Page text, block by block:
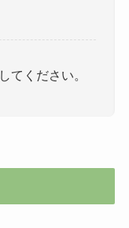
してください。